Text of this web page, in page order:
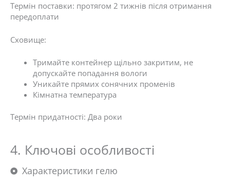
Термін поставки: протягом 2 тижнів після отримання
передоплати
Сховище:
Тримайте контейнер щільно закритим, не
допускайте попадання вологи
Уникайте прямих сонячних променів
Кімнатна температура
Термін придатності: Два роки
4. Ключові особливості
Характеристики гелю